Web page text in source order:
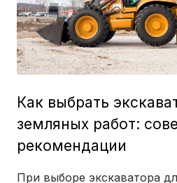
Как выбрать
земляных работ:
рекомендации
При выборе экскаватора